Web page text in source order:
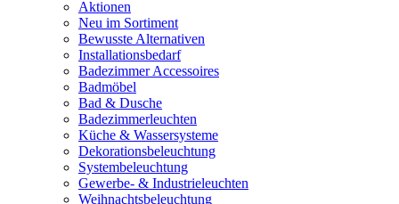
Aktionen
Neu im Sortiment
Bewusste Alternativen
Installationsbedarf
Badezimmer Accessoires
Badmöbel
Bad & Dusche
Badezimmerleuchten
Küche & Wassersysteme
Dekorationsbeleuchtung
Systembeleuchtung
Gewerbe- & Industrieleuchten
Weihnachtsbeleuchtung